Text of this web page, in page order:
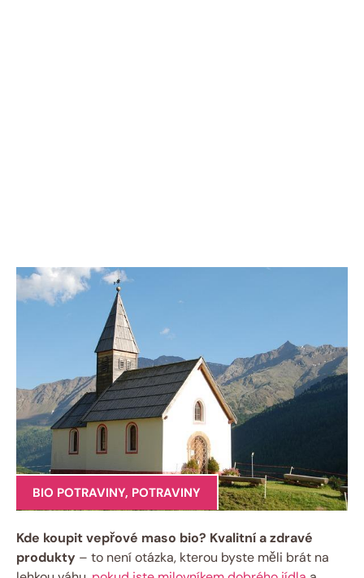
BIO POTRAVINY, POTRAVINY
Kde koupit vepřové ⁣maso bio? Kvalitní a zdravé
produkty – to není otázka, kterou byste ⁣měli​ brát na